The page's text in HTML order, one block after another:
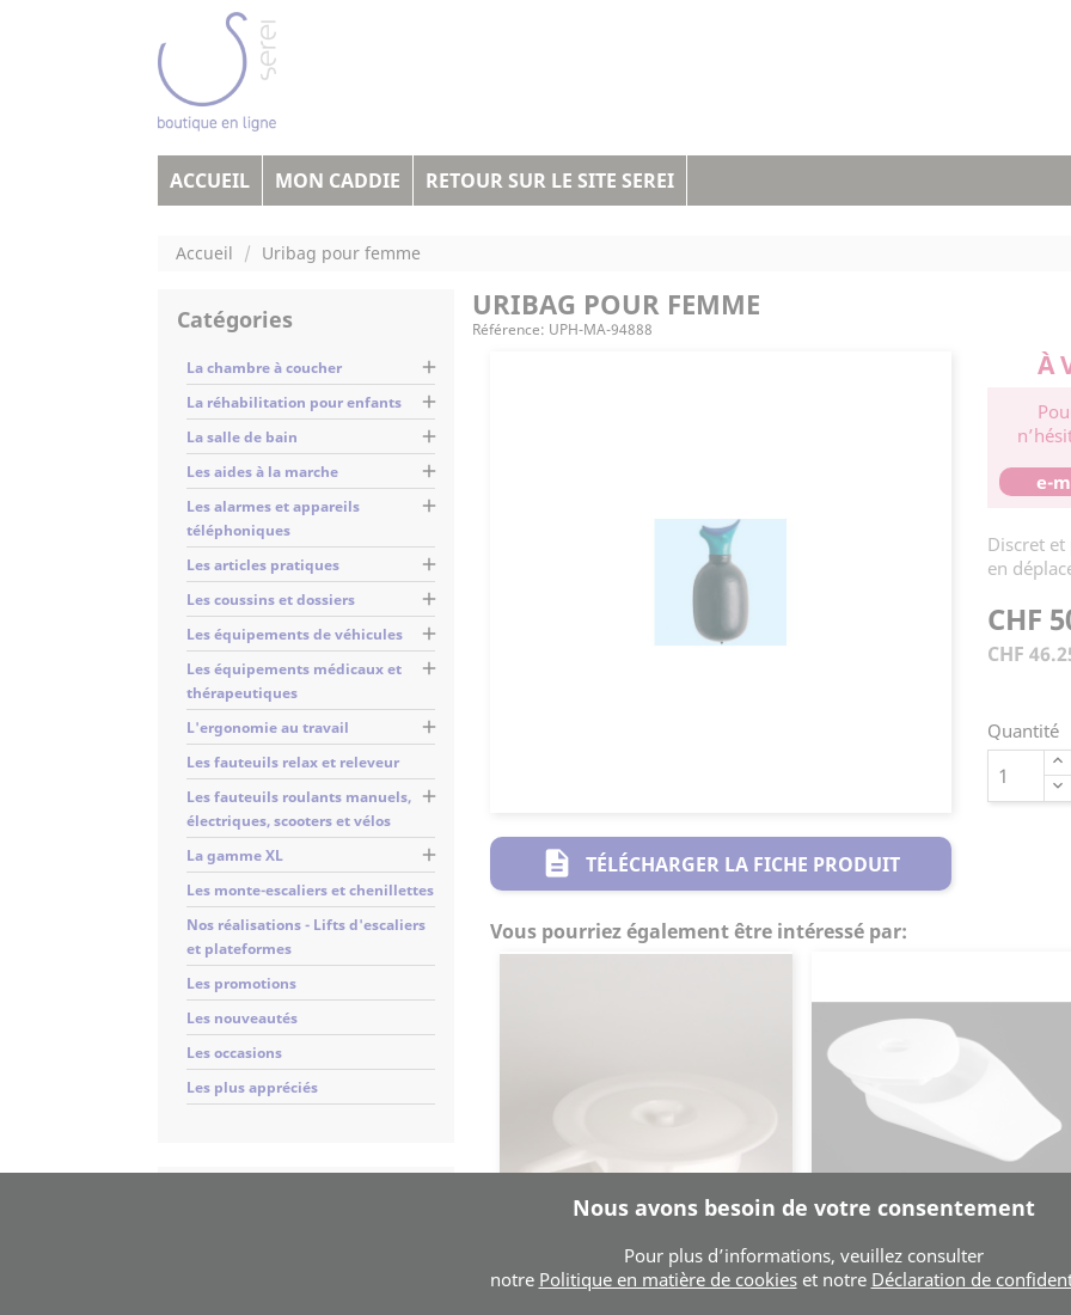
ACCUEIL MON CADDIE RETOUR SUR LE SITE SEREI
Accueil Uribag pour femme
Catégories
La chambre à coucher 
La réhabilitation pour enfants 
La salle de bain 
Les aides à la marche 
Les alarmes et appareils
téléphoniques

Les articles pratiques 
Les coussins et dossiers 
Les équipements de véhicules 
Les équipements médicaux et
thérapeutiques

L'ergonomie au travail 
Les fauteuils relax et releveur
Les fauteuils roulants manuels,
électriques, scooters et vélos

La gamme XL 
Les monte-escaliers et chenillettes
Nos réalisations - Lifts d'escaliers
et plateformes
Les promotions
Les nouveautés
Les occasions
Les plus appréciés
URIBAG POUR FEMME
Référence: UPH-MA-94888
description TÉLÉCHARGER LA FICHE PRODUIT
À
e-
Discret
en
CHF
CHF
Quantité
Vous pourriez également être intéressé par:
Vase Rond En Plastique
Prix
CHF 30.00
Aperçu rapide Vase Biseauté
Prix
CHF 29.00
Aperçu rapide
Nous avons besoin de votre consentement
Pour plus d’informations, veuillez consulter
notre Politique en matière de cookieset notre Déclaration de